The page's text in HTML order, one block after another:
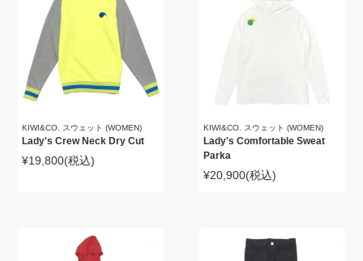
KIWI&CO. スウェット (WOMEN)
Lady's Crew Neck Dry Cut
¥19,800(税込)
KIWI&CO. スウェット (WOMEN)
Lady's Comfortable Sweat
Parka
¥20,900(税込)